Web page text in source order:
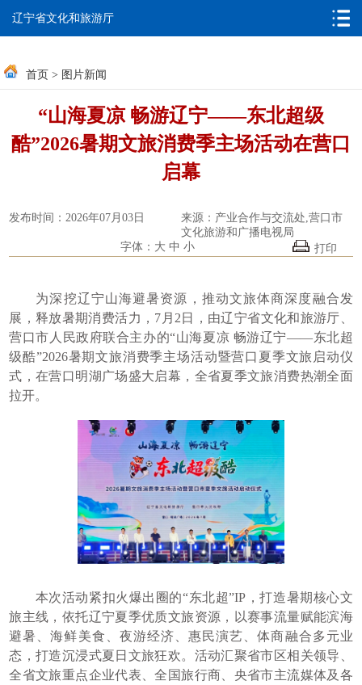
无障碍浏览 邮箱系统
辽宁省文化和旅游厅
首页 > 图片新闻
“山海夏凉 畅游辽宁——东北超级
酷”2026暑期文旅消费季主场活动在营口
启幕
发布时间：2026年07月03日
来源：产业合作与交流处,营口市
文化旅游和广播电视局
打印
字体： 大 中 小
为深挖辽宁山海避暑资源，推动文旅体商深度融合发
展，释放暑期消费活力，7月2日，由辽宁省文化和旅游厅、
营口市人民政府联合主办的“山海夏凉 畅游辽宁——东北超
级酷”2026暑期文旅消费季主场活动暨营口夏季文旅启动仪
式，在营口明湖广场盛大启幕，全省夏季文旅消费热潮全面
拉开。
本次活动紧扣火爆出圈的“东北超”IP，打造暑期核心文
旅主线，依托辽宁夏季优质文旅资源，以赛事流量赋能滨海
避暑、海鲜美食、夜游经济、惠民演艺、体商融合多元业
态，打造沉浸式夏日文旅狂欢。活动汇聚省市区相关领导、
全省文旅重点企业代表、全国旅行商、央省市主流媒体及各